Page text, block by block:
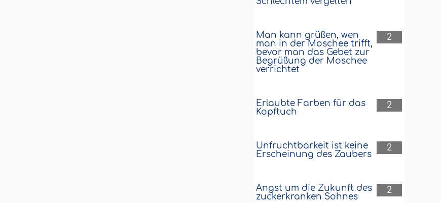
2
Man kann grüßen, wen
man in der Moschee trifft,
bevor man das Gebet zur
Begrüßung der Moschee
verrichtet
2
Erlaubte Farben für das
Kopftuch
2
Unfruchtbarkeit ist keine
Erscheinung des Zaubers
2
Angst um die Zukunft des
zuckerkranken Sohnes